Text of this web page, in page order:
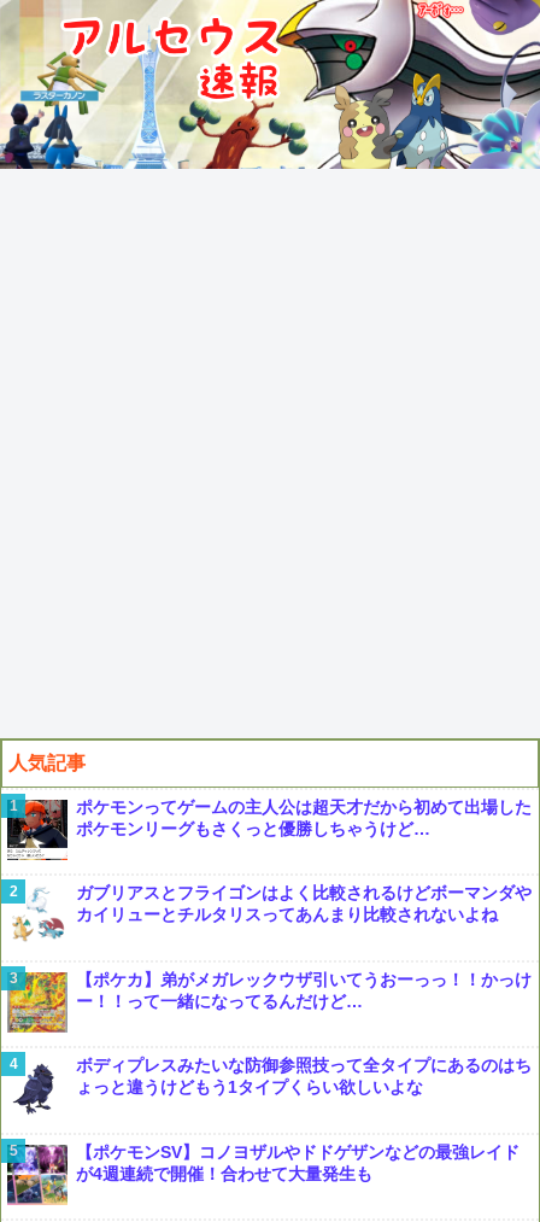
人気記事
ポケモンってゲームの主人公は超天才だから初めて出場した
ポケモンリーグもさくっと優勝しちゃうけど…
ガブリアスとフライゴンはよく比較されるけどボーマンダや
カイリューとチルタリスってあんまり比較されないよね
【ポケカ】弟がメガレックウザ引いてうおーっっ！！かっけ
ー！！って一緒になってるんだけど…
ボディプレスみたいな防御参照技って全タイプにあるのはち
ょっと違うけどもう1タイプくらい欲しいよな
【ポケモンSV】コノヨザルやドドゲザンなどの最強レイド
が4週連続で開催！合わせて大量発生も